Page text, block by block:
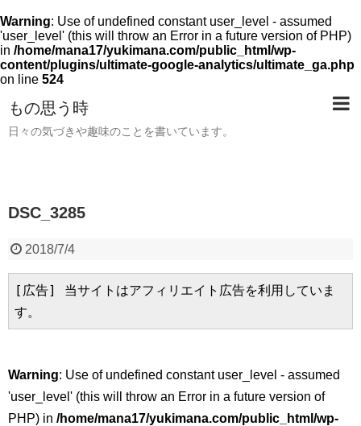
Warning: Use of undefined constant user_level - assumed
'user_level' (this will throw an Error in a future version of PHP)
in /home/mana17/yukimana.com/public_html/wp-
content/plugins/ultimate-google-analytics/ultimate_ga.php
on line 524
もの思う時
日々の気づきや趣味のことを書いています。
DSC_3285
2018/7/4
[広告] 当サイトはアフィリエイト広告を利用していま
す。
Warning: Use of undefined constant user_level - assumed
'user_level' (this will throw an Error in a future version of
PHP) in /home/mana17/yukimana.com/public_html/wp-